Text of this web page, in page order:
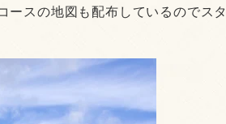
スの地図も配布しているのでスタ